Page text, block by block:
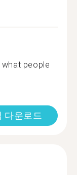
people
다운로드